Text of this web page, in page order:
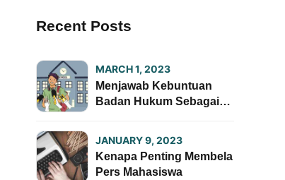
Recent Posts
MARCH 1, 2023
Menjawab Kebuntuan
Badan Hukum Sebagai
Mahasiswa
JANUARY 9, 2023
Kenapa Penting Membela
Pers Mahasiswa